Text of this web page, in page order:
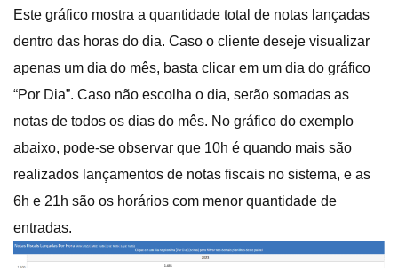
Este gráfico mostra a quantidade total de notas lançadas
dentro das horas do dia. Caso o cliente deseje visualizar
apenas um dia do mês, basta clicar em um dia do gráfico
“Por Dia”. Caso não escolha o dia, serão somadas as
notas de todos os dias do mês. No gráfico do exemplo
abaixo, pode-se observar que 10h é quando mais são
realizados lançamentos de notas fiscais no sistema, e as
6h e 21h são os horários com menor quantidade de
entradas.